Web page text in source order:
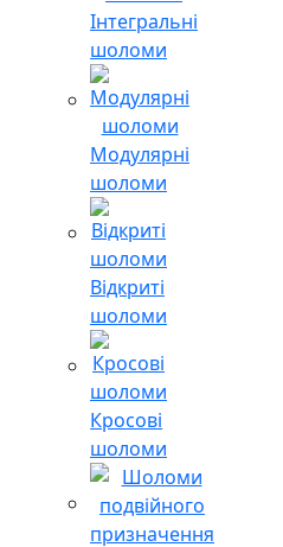
Інтегральні
шоломи
Модулярні
шоломи
Відкриті
шоломи
Кросові
шоломи